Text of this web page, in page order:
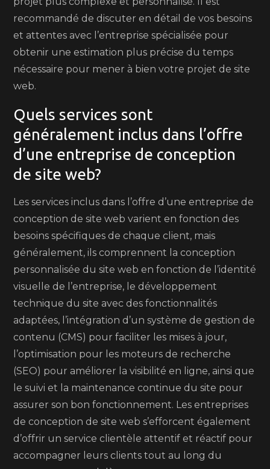
recommandé de discuter en détail de vos besoins
et attentes avec l’entreprise spécialisée pour
obtenir une estimation plus précise du temps
nécessaire pour mener à bien votre projet de site
web.
Quels services sont
généralement inclus dans l’offre
d’une entreprise de conception
de site web?
Les services inclus dans l’offre d’une entreprise de
conception de site web varient en fonction des
besoins spécifiques de chaque client, mais
généralement, ils comprennent la conception
personnalisée du site web en fonction de l’identité
visuelle de l’entreprise, le développement
technique du site avec des fonctionnalités
adaptées, l’intégration d’un système de gestion de
contenu (CMS) pour faciliter les mises à jour,
l’optimisation pour les moteurs de recherche
(SEO) pour améliorer la visibilité en ligne, ainsi que
le suivi et la maintenance continue du site pour
assurer son bon fonctionnement. Les entreprises
de conception de site web s’efforcent également
d’offrir un service clientèle attentif et réactif pour
accompagner leurs clients tout au long du